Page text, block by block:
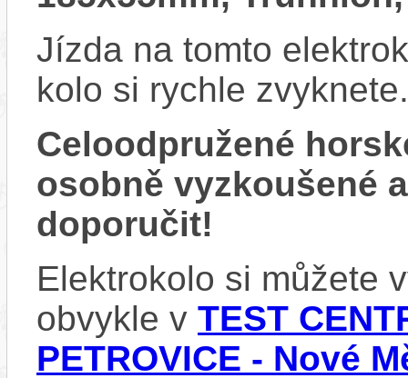
Jízda na tomto
kolo si rychle zvyknete.
Celoodpružené
osobně vyzkoušené
doporučit!
Elektrokolo si můžete
obvykle v TEST
PETROVICE - Nové